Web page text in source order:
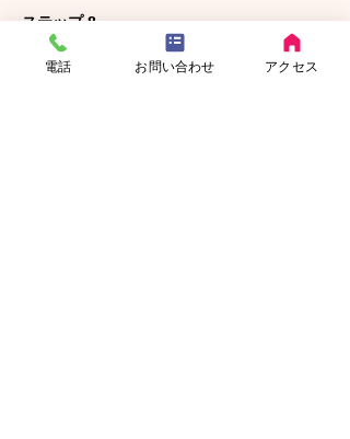
ステップ 8
蓋を取り、汁気を飛ばして、塩コショウで味
電話 お問い合わせ アクセス